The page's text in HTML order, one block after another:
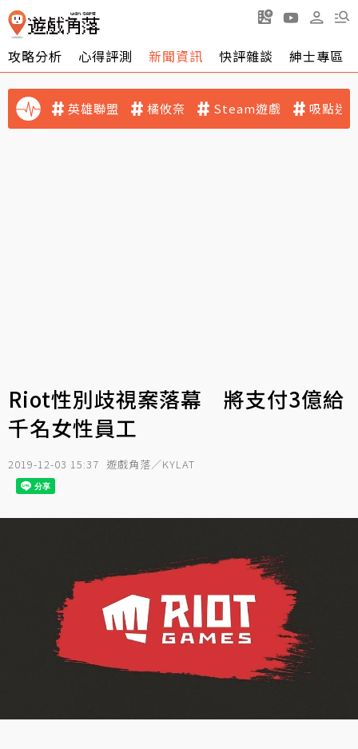
攻略分析 心得評測 新聞資訊 快評雜談 紳士專區
英雄聯盟 橘攸奈 Steam遊戲 吸點迷
Riot性別歧視案落幕 將支付3億給
千名女性員工
2019-12-03 15:37 遊戲角落／KYLAT